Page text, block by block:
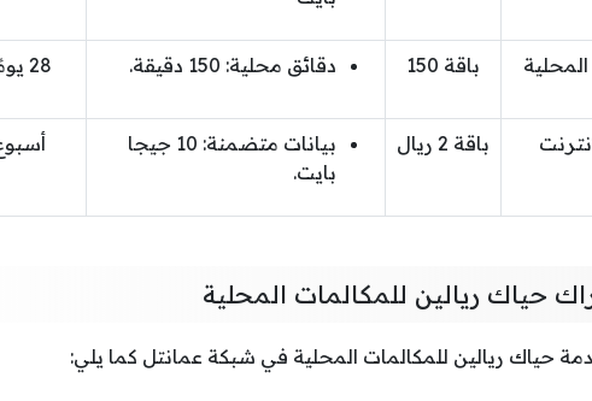
باقة 150 دقائق محلية: 150 دقيقة. 28 يومًا
باقة 2 ريال
بيانات متضمنة: 10 جيجا
بايت.
حياك ريالين للمكالمات المحلية
حياك ريالين للمكالمات المحلية في شبكة عمانتل كما يلي: